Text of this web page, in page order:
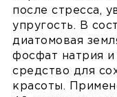
после стресса,
упругость. В
диатомовая
фосфат натрия
средство для
красоты.